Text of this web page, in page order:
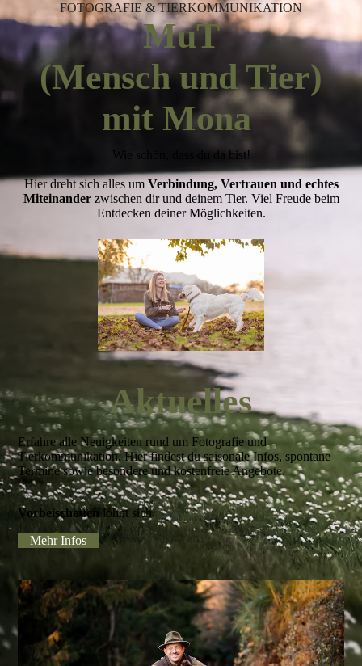
FOTOGRAFIE & TIERKOMMUNIKATION
MuT
(Mensch und Tier)
mit Mona
Wie schön, dass du da bist!
Hier dreht sich alles um Verbindung, Vertrauen und echtes
Miteinanderzwischen dir und deinem Tier. Viel Freude beim
Entdecken deiner Möglichkeiten.
Aktuelles
Erfahre alle Neuigkeiten rund um Fotografie und
Tierkommunikation. Hier findest du saisonale Infos, spontane
Termine sowie besondere und kostenfreie Angebote.
Vorbeischauen lohnt sich.
Mehr Infos